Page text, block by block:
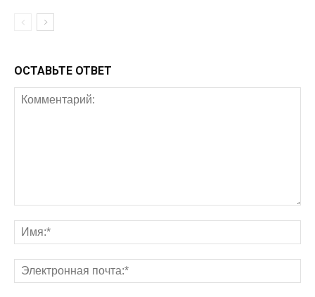
ОСТАВЬТЕ ОТВЕТ